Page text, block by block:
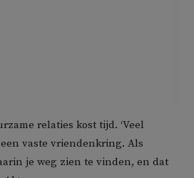
relaties kost tijd. ‘Veel
vaste vriendenkring. Als
je weg zien te vinden, en dat